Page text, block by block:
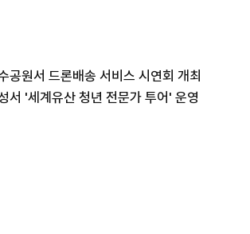
공원서 드론배송 서비스 시연회 개최
서 '세계유산 청년 전문가 투어' 운영